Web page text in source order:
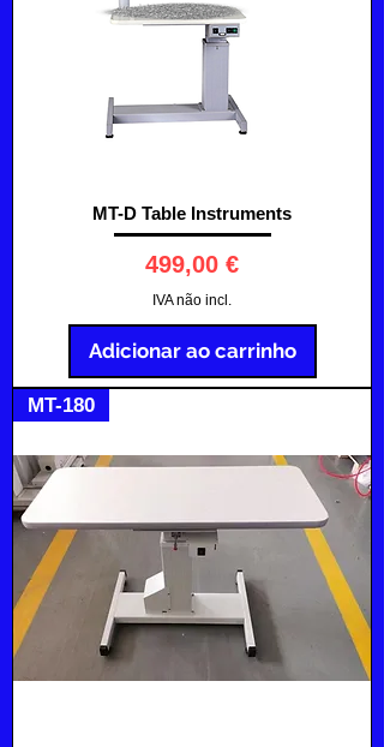
MT-D Table Instruments
Preço
499,00 €
IVA não incl.
Adicionar ao carrinho
MT-180